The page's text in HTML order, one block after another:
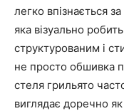
легко впізнається
яка візуально
структурованим і
не просто обшивка
стеля грильято
виглядає доречно як